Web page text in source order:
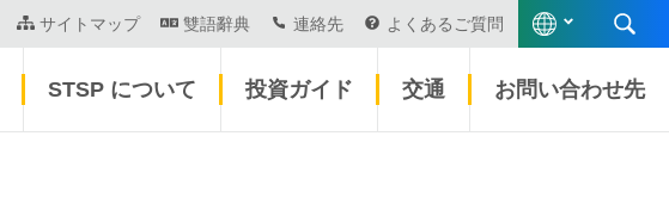
サイトマップ 雙語辭典 連絡先 よくあるご質問
STSP について 投資ガイド 交通 お問い合わせ先